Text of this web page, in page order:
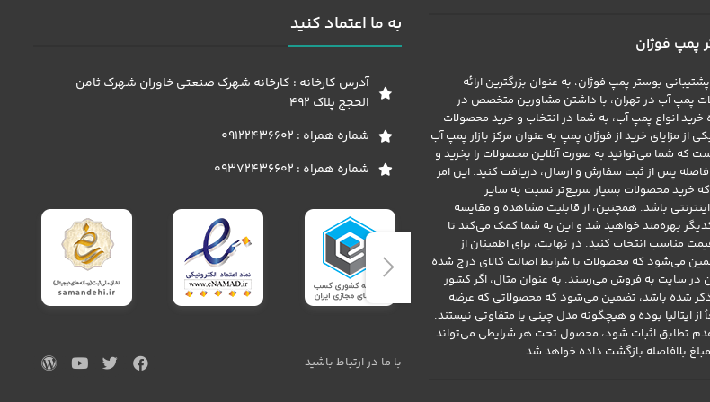
پمپ فوژان
بوستر پمپ فوژان، به عنوان بزرگترین ارائه
پمپ آب در تهران، با داشتن مشاورین متخصص در
خرید انواع پمپ آب، به شما در انتخاب و خرید محصولات
از مزایای خرید از فوژان پمپ به عنوان مرکز بازار پمپ آب
که شما می‌توانید به صورت آنلاین محصولات را بخرید و
پس از ثبت سفارش و ارسال، دریافت کنید. این امر
خرید محصولات بسیار سریع‌تر نسبت به سایر
باشد. همچنین، از قابلیت مشاهده و مقایسه
بهره‌مند خواهید شد و این به شما کمک می‌کند تا
مناسب انتخاب کنید. در نهایت، برای اطمینان از
می‌شود که محصولات با شرایط اصالت کالای درج شده
سایت به فروش می‌رسند. به عنوان مثال، اگر کشور
ذکر شده باشد، تضمین می‌شود که محصولاتی که عرضه
از ایتالیا بوده و هیچگونه مدل چینی یا متفاوتی نیستند.
تطابق اثبات شود، محصول تحت هر شرایطی می‌تواند
بلافاصله بازگشت داده خواهد شد.
به ما اعتماد کنید
آدرس کارخانه : کارخانه شهرک صنعتی خاوران شهرک ثامن
الحجج پلاک 492
شماره همراه : 09122436602
شماره همراه : 09372436602
با ما در ارتباط باشید